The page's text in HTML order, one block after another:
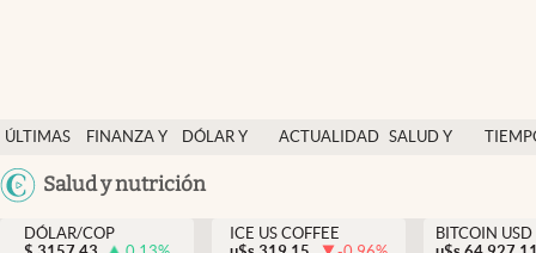
ÚLTIMAS
NOTICIAS
FINANZA Y
DÓLAR Y
ACTUALIDAD SALUD Y
Salud y nutrición
Salud y nutrición
Vida espiritual
Actualidad
DÓLAR/COP
ICE US COFFEE
BITCOIN USD